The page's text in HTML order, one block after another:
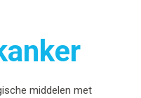
middelen met